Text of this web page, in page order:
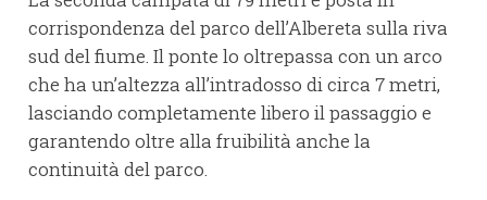
corrispondenza del parco dell’Albereta sulla riva
sud del fiume. Il ponte lo oltrepassa con un arco
che ha un’altezza all’intradosso di circa 7 metri,
lasciando completamente libero il passaggio e
garantendo oltre alla fruibilità anche la
continuità del parco.